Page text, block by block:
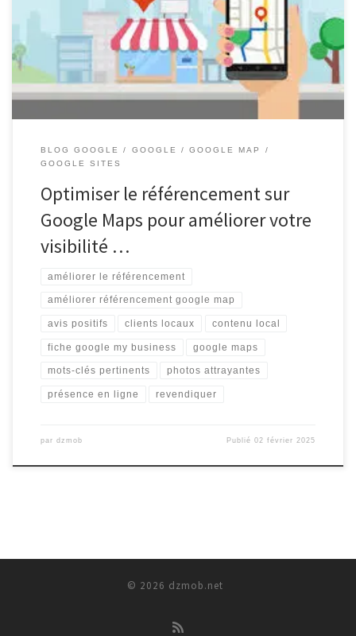
incontournable pour les entreprises locales cherchant à attirer des
clients dans leur région. Pour améliorer la visibilité de votre
entreprise sur Google Maps et augmenter votre classement dans
les résultats de recherche […]
BLOG GOOGLE GOOGLE
GOOGLE MAP
GOOGLE SITES
Optimiser le référencement sur
Google Maps pour améliorer votre
visibilité …
améliorer le référencement
améliorer référencement google map
avis positifs clients locaux contenu local
fiche google my business google maps
mots-clés pertinents photos attrayantes
présence en ligne revendiquer
par dzmob Publié02 février 2025
© 2026 dzmob.net